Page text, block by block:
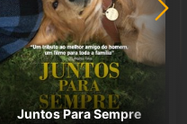
Juntos Para Sempre